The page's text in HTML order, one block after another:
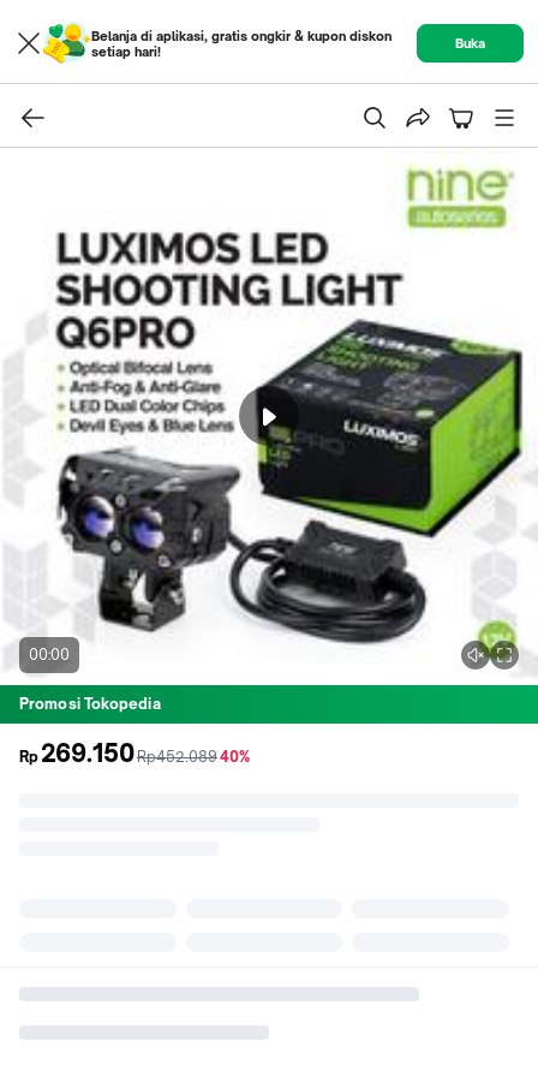
Belanja di aplikasi, gratis ongkir & kupon diskon
setiap hari!
Buka
00:00
Promosi Tokopedia
Rp 269.150sebelum
Rp452.089diskon
40%